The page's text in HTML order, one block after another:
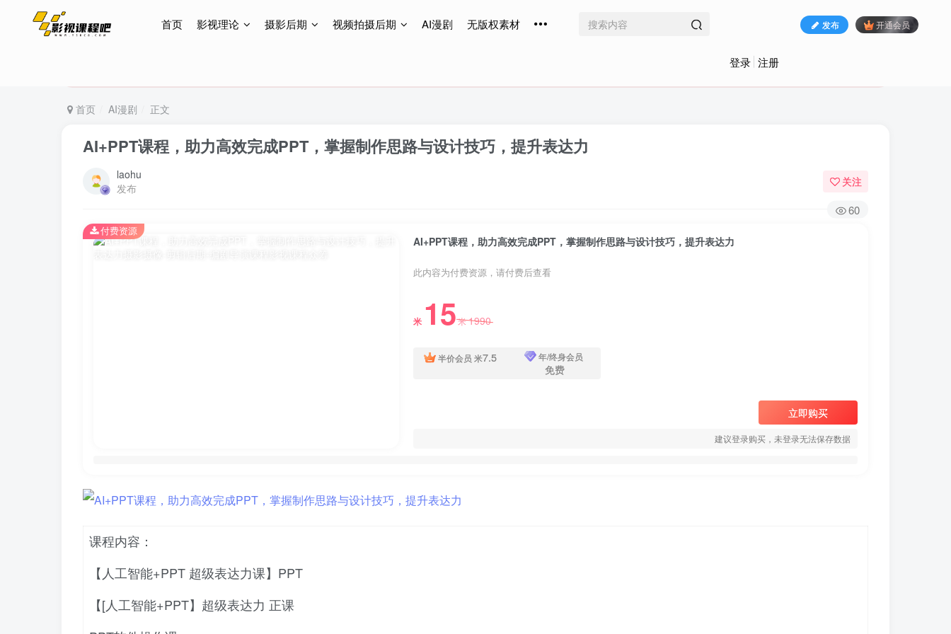
首页 影视理论 摄影后期 视频拍摄后期 AI漫剧 无版权素材 发布 开通会员
登录 注册
特惠终身会员299元，网站所有内容都可观看，终身免费更新
特惠终身会员299元，网站所有内容都可观看，终身免费更新
首页
AI漫剧 正文
AI+PPT课程，助力高效完成PPT，掌握制作思路与设计技巧，提升表达力
laohu
发布
关注
60
AI+PPT课程，助力高效完成PPT，掌握制作思路与设计技巧，提升表达力
此内容为付费资源，请付费后查看
米 15米1990
半价会员 米7.5 年/终身会员
免费
立即购买
建议登录购买，未登录无法保存数据
付费资源
课程内容：
【人工智能+PPT 超级表达力课】PPT
【[人工智能+PPT】超级表达力 正课